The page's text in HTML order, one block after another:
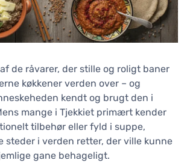
de råvarer, der stille og roligt baner
køkkener verden over – og
kendt og brugt den i
mange i Tjekkiet primært kender
tilbehør eller fyld i suppe,
steder i verden retter, der ville kunne
gane behageligt.